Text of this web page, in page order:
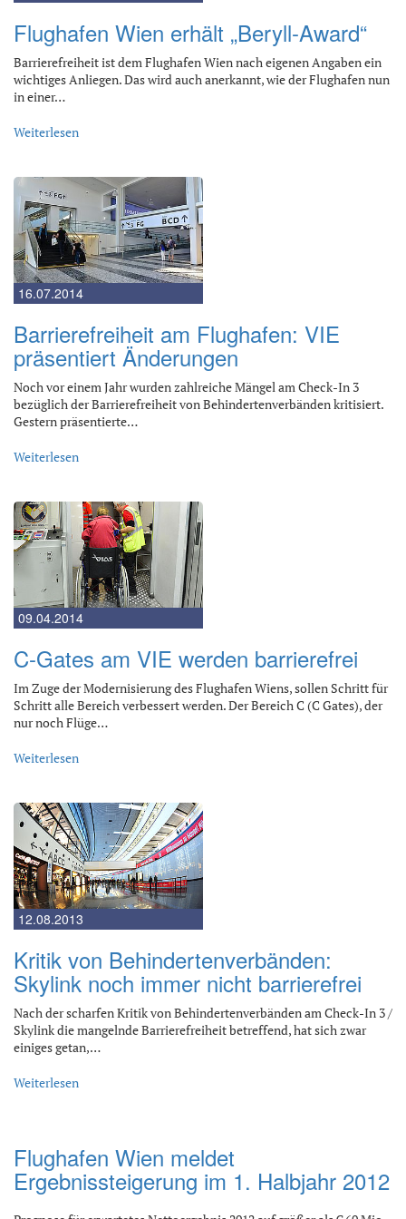
Flughafen Wien erhält „Beryll-Award“
Barrierefreiheit ist dem Flughafen Wien nach eigenen Angaben ein
wichtiges Anliegen. Das wird auch anerkannt, wie der Flughafen nun
in einer…
Weiterlesen
16.07.2014
Barrierefreiheit am Flughafen: VIE
präsentiert Änderungen
Noch vor einem Jahr wurden zahlreiche Mängel am Check-In 3
bezüglich der Barrierefreiheit von Behindertenverbänden kritisiert.
Gestern präsentierte…
Weiterlesen
09.04.2014
C-Gates am VIE werden barrierefrei
Im Zuge der Modernisierung des Flughafen Wiens, sollen Schritt für
Schritt alle Bereich verbessert werden. Der Bereich C (C Gates), der
nur noch Flüge…
Weiterlesen
12.08.2013
Kritik von Behindertenverbänden:
Skylink noch immer nicht barrierefrei
Nach der scharfen Kritik von Behindertenverbänden am Check-In 3 /
Skylink die mangelnde Barrierefreiheit betreffend, hat sich zwar
einiges getan,…
Weiterlesen
Flughafen Wien meldet
Ergebnissteigerung im 1. Halbjahr 2012